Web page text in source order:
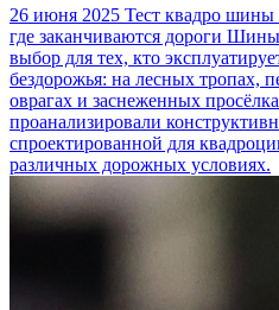
26 июня 2025 Тест квадро
где заканчиваются дороги Шины
выбор для тех, кто
бездорожья: на лесных тропах,
оврагах и заснеженных
проанализировали
спроектированной для
различных дорожных условиях.